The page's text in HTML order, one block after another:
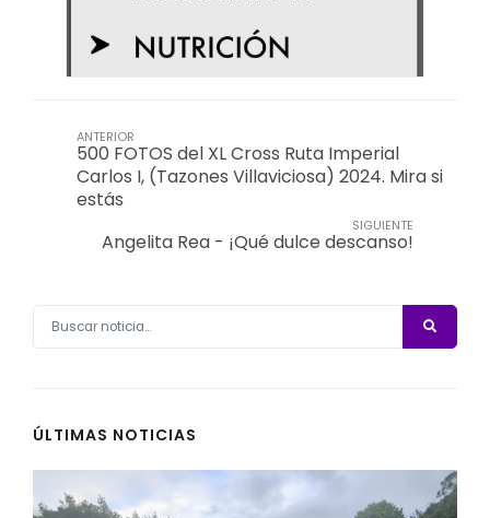
ANTERIOR
500 FOTOS del XL Cross Ruta Imperial
Carlos I, (Tazones Villaviciosa) 2024. Mira si
estás
SIGUIENTE
Angelita Rea - ¡Qué dulce descanso!
ÚLTIMAS NOTICIAS